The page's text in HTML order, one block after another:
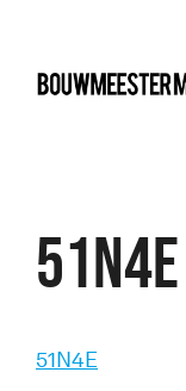
51N4E
51N4E